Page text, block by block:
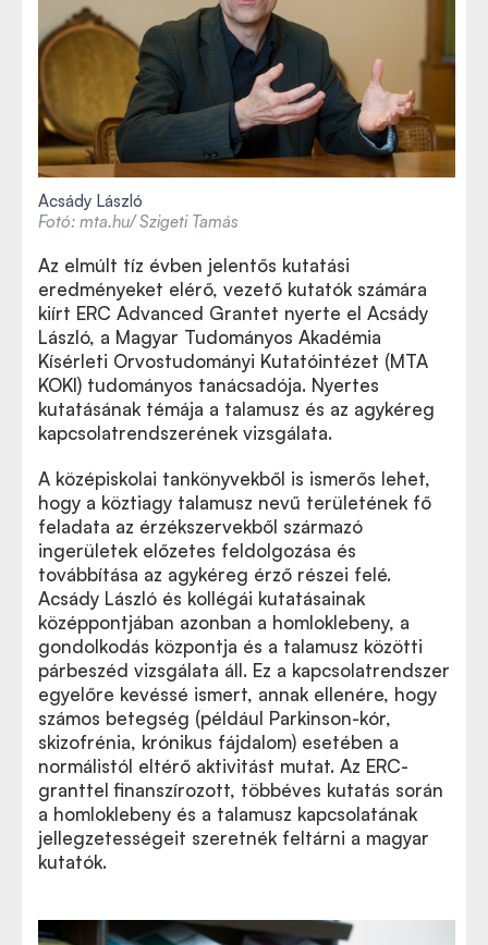
Acsády László
Fotó: mta.hu/ Szigeti Tamás
Az elmúlt tíz évben jelentős kutatási
eredményeket elérő, vezető kutatók számára
kiírt ERC Advanced Grantet nyerte el Acsády
László, a Magyar Tudományos Akadémia
Kísérleti Orvostudományi Kutatóintézet (MTA
KOKI) tudományos tanácsadója. Nyertes
kutatásának témája a talamusz és az agykéreg
kapcsolatrendszerének vizsgálata.
A középiskolai tankönyvekből is ismerős lehet,
hogy a köztiagy talamusz nevű területének fő
feladata az érzékszervekből származó
ingerületek előzetes feldolgozása és
továbbítása az agykéreg érző részei felé.
Acsády László egyik korábbi eredménye a
legrangosabb idegtudományi szaklapban
Acsády László és kollégái kutatásainak
középpontjában azonban a homloklebeny, a
gondolkodás központja és a talamusz közötti
párbeszéd vizsgálata áll. Ez a kapcsolatrendszer
egyelőre kevéssé ismert, annak ellenére, hogy
számos betegség (például Parkinson-kór,
skizofrénia, krónikus fájdalom) esetében a
normálistól eltérő aktivitást mutat. Az ERC-
granttel finanszírozott, többéves kutatás során
a homloklebeny és a talamusz kapcsolatának
jellegzetességeit szeretnék feltárni a magyar
kutatók.